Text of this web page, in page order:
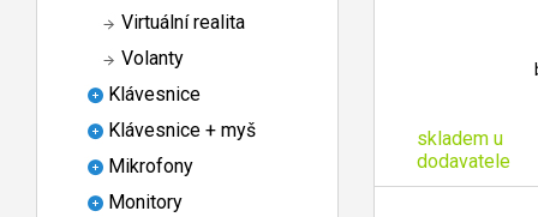
Virtuální realita
Volanty
Klávesnice
Klávesnice + myš
Mikrofony
Monitory
skladem u
dodavatele